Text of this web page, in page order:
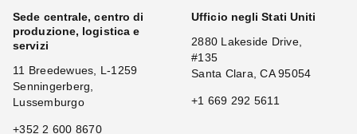
Sede centrale, centro di
produzione, logistica e
servizi
11 Breedewues, L-1259
Senningerberg,
Lussemburgo
+352 2 600 8670
Ufficio negli Stati Uniti
2880 Lakeside Drive,
#135
Santa Clara, CA 95054
+1 669 292 5611